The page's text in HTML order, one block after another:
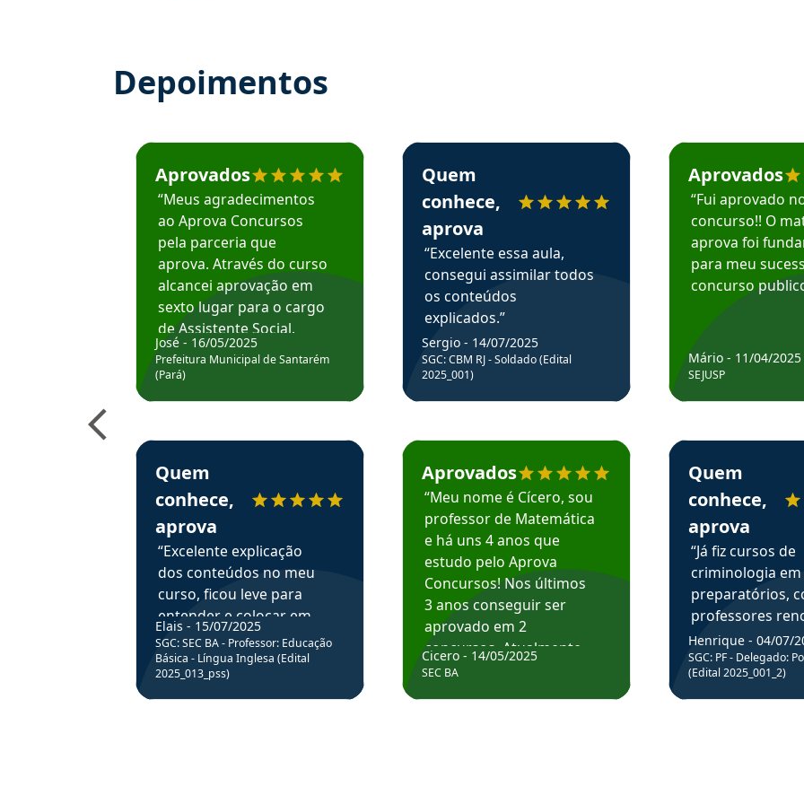
Depoimentos
Estudante José recomenda o Aprova Concursos em depoimento
Aprovados
“Meus agradecimentos
ao Aprova Concursos
pela parceria que
aprova. Através do curso
alcancei aprovação em
sexto lugar para o cargo
de Assistente Social.
Hoje estou atuando na
Prefeitura de Santarém.
José - 16/05/2025
Prefeitura Municipal de Santarém
(Pará)
Estudante Elais recomenda o Aprova Concursos em depoimento
Quem
conhece,
aprova
“Excelente explicação
dos conteúdos no meu
curso, ficou leve para
entender e colocar em
prática através da
resolução de questões.”
Elais - 15/07/2025
SGC: SEC BA - Professor: Educação
Básica - Língua Inglesa (Edital
2025_013_pss)
Estudante Sergio recomenda o Aprova Concursos em depoimento
Quem
conhece,
aprova
“Excelente essa aula,
consegui assimilar todos
os conteúdos
explicados.”
Sergio - 14/07/2025
SGC: CBM RJ - Soldado (Edital
2025_001)
Estudante Cicero recomenda o Aprova Concursos em depoimento
Aprovados
“Meu nome é Cícero, sou
professor de Matemática
e há uns 4 anos que
estudo pelo Aprova
Concursos! Nos últimos
3 anos conseguir ser
aprovado em 2
concursos. Atualmente,
estou atuando como
Cicero - 14/05/2025
SEC BA
Estudante Mário
Aprovados
“Fui aprovado
concurso!! O
aprova foi
para meu
concurso
Mário - 11/04/2025
SEJUSP
Estudante Henrique
Quem
conhece,
aprova
“Já fiz cursos de
criminologia em
preparatórios,
professores
fiz curso em pós
graduação.
Professor do
sem dúvida, o
Henrique - 04/07/
SGC: PF - Delegado:
(Edital 2025_001_2)